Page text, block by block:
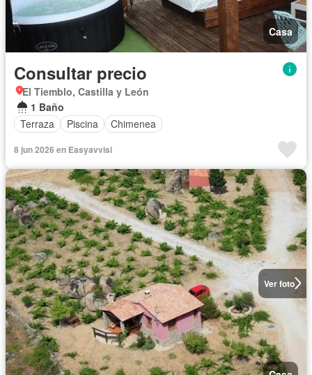
Casa
Consultar precio
El Tiemblo, Castilla y León
1 Baño
Terraza
Piscina Chimenea
8 jun 2026 en Easyavvisi
Ver foto